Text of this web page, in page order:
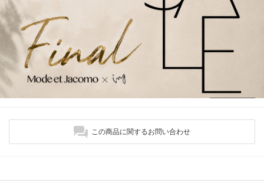
この商品に関するお問い合わせ